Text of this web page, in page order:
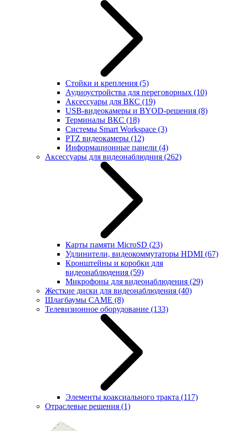
Стойки и крепления (5)
Аудиоустройства для переговорных (10)
Аксессуары для ВКС (19)
USB-видеокамеры и BYOD-решения (8)
Терминалы ВКС (18)
Системы Smart Workspace (3)
PTZ видеокамеры (12)
Информационные панели (4)
Аксессуары для видеонаблюдния (262)
Карты памяти MicroSD (23)
Удлинители, видеокоммутаторы HDMI (67)
Кронштейны и коробки для
видеонаблюдения (59)
Микрофоны для видеонаблюдения (29)
Жесткие диски для видеонаблюдения (40)
Шлагбаумы CAME (8)
Телевизионное оборудование (133)
Элементы коаксиального тракта (117)
Отраслевые решения (1)